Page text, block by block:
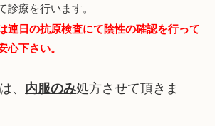
診療を行います。
連日の抗原検査にて陰性の確認を行って
心下さい。
、 内服のみ処方させて頂きま